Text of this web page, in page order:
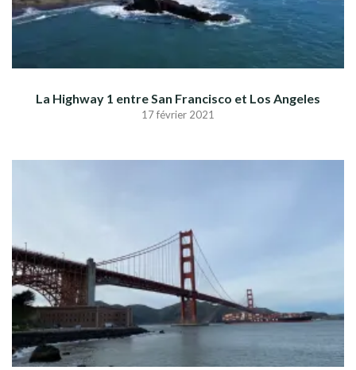
La Highway 1 entre San Francisco et Los Angeles
17 février 2021